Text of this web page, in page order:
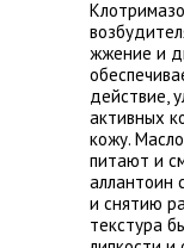
жжение и
действие,
активных
кожу.
питают и
аллантоин
и снятию
текстура